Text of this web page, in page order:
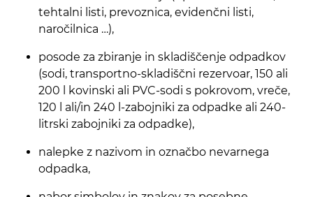
tehtalni listi, prevoznica, evidenčni listi,
naročilnica …),
posode za zbiranje in skladiščenje odpadkov
(sodi, transportno-skladiščni rezervoar, 150 ali
200 l kovinski ali PVC-sodi s pokrovom, vreče,
120 l ali/in 240 l-zabojniki za odpadke ali 240-
litrski zabojniki za odpadke),
nalepke z nazivom in označbo nevarnega
odpadka,